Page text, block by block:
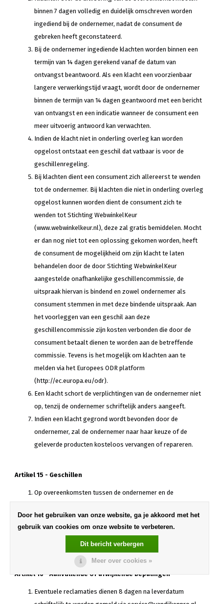
binnen 7 dagen volledig en duidelijk omschreven worden
ingediend bij de ondernemer, nadat de consument de
gebreken heeft geconstateerd.
Bij de ondernemer ingediende klachten worden binnen een
termijn van 14 dagen gerekend vanaf de datum van
ontvangst beantwoord. Als een klacht een voorzienbaar
langere verwerkingstijd vraagt, wordt door de ondernemer
binnen de termijn van 14 dagen geantwoord met een bericht
van ontvangst en een indicatie wanneer de consument een
meer uitvoerig antwoord kan verwachten.
Indien de klacht niet in onderling overleg kan worden
opgelost ontstaat een geschil dat vatbaar is voor de
geschillenregeling.
Bij klachten dient een consument zich allereerst te wenden
tot de ondernemer. Bij klachten die niet in onderling overleg
opgelost kunnen worden dient de consument zich te
wenden tot Stichting WebwinkelKeur
(www.webwinkelkeur.nl), deze zal gratis bemiddelen. Mocht
er dan nog niet tot een oplossing gekomen worden, heeft
de consument de mogelijkheid om zijn klacht te laten
behandelen door de door Stichting WebwinkelKeur
aangestelde onafhankelijke geschillencommissie, de
uitspraak hiervan is bindend en zowel ondernemer als
consument stemmen in met deze bindende uitspraak. Aan
het voorleggen van een geschil aan deze
geschillencommissie zijn kosten verbonden die door de
consument betaalt dienen te worden aan de betreffende
commissie. Tevens is het mogelijk om klachten aan te
melden via het Europees ODR platform
(http://ec.europa.eu/odr).
Een klacht schort de verplichtingen van de ondernemer niet
op, tenzij de ondernemer schriftelijk anders aangeeft.
Indien een klacht gegrond wordt bevonden door de
ondernemer, zal de ondernemer naar haar keuze of de
geleverde producten kosteloos vervangen of repareren.
Artikel 15 - Geschillen
Op overeenkomsten tussen de ondernemer en de
hebben, is uitsluitend Nederlands recht van toepassing. Ook
indien de consument woonachtig is in het buitenland.
Het Weens Koopverdrag is niet van toepassing.
Artikel 16 - Aanvullende of afwijkende bepalingen
Eventuele reclamaties dienen 8 dagen na leverdatum
Door het gebruiken van onze website, ga je akkoord met het
gebruik van cookies om onze website te verbeteren.
Dit bericht verbergen
Meer over cookies »